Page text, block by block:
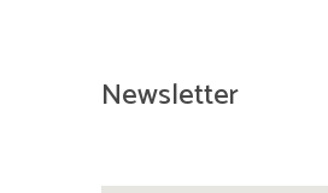
Newsletter